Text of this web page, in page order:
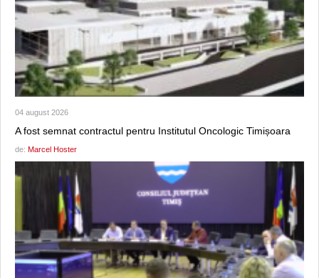
04 august 2026
A fost semnat contractul pentru Institutul Oncologic Timișoara
de: Marcel Hoster